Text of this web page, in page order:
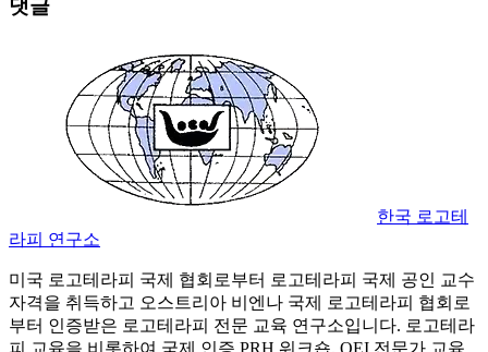
댓글
한국 로고테
라피 연구소
미국 로고테라피 국제 협회로부터 로고테라피 국제 공인 교수
자격을 취득하고 오스트리아 비엔나 국제 로고테라피 협회로
부터 인증받은 로고테라피 전문 교육 연구소입니다. 로고테라
피 교육을 비롯하여 국제 인증 PRH 워크숍, OEI 전문가 교육